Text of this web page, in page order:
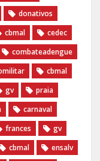
donativos
cbmal
cedec
combateadengue
cbmal
gv
praia
carnaval
frances
gv
cbmal
ensalv